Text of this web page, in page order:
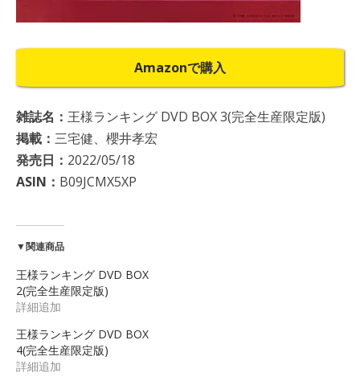
Amazonで購入
雑誌名： 王様ランキング DVD BOX 3(完全生産限定版)
掲載： 三宅健、櫻井孝宏
発売日： 2022/05/18
ASIN： B09JCMX5XP
▼関連商品
王様ランキング DVD BOX
2(完全生産限定版)
詳細追加
王様ランキング DVD BOX
4(完全生産限定版)
詳細追加